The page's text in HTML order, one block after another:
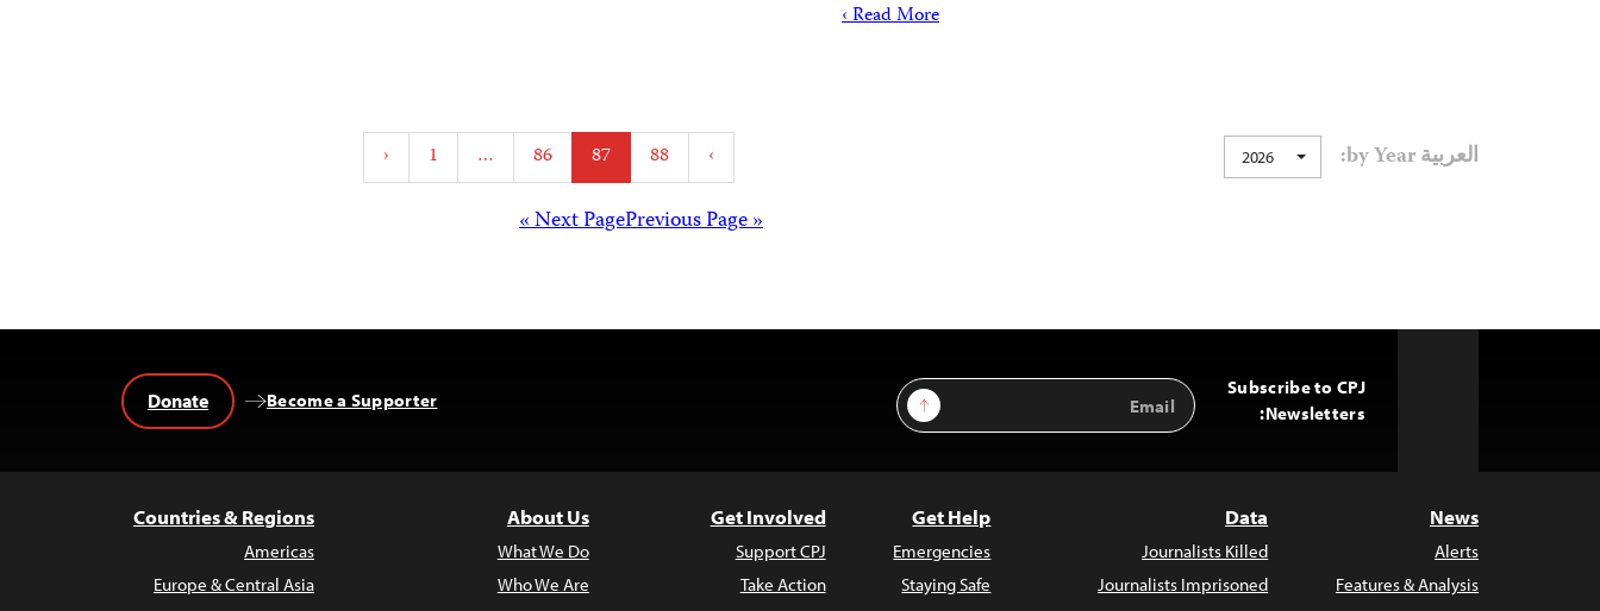
Read More ›
Posts
pagination
‹ 1 … 86 87 88 ›
Posts
navigation
Next Page » « Previous Page
العربية by Year: 2026
Subscribe to CPJ
Newsletters:
Email
Address
Sign Up
Become a Supporter
Donate
News
Alerts
Features & Analysis
Data
Journalists Killed
Journalists Imprisoned
Get Help
Emergencies
Staying Safe
Get Involved
Support CPJ
Take Action
About Us
What We Do
Who We Are
Countries & Regions
Americas
Europe & Central Asia